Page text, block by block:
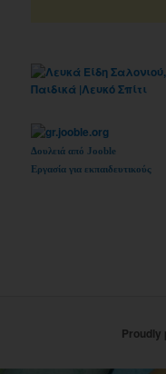
Δουλειά από Jooble
Εργασία για εκπαιδευτικούς
Proudly